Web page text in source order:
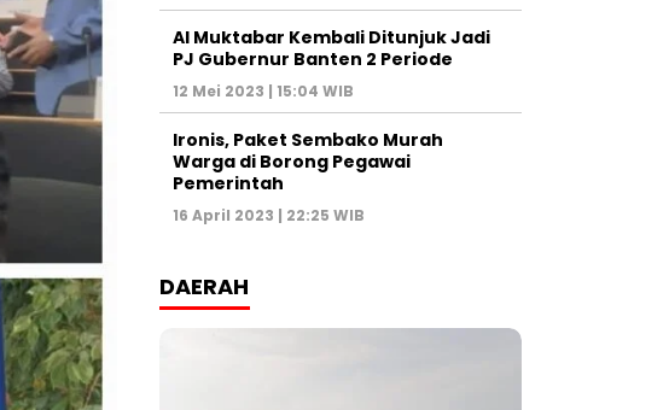
Al Muktabar Kembali Ditunjuk Jadi
PJ Gubernur Banten 2 Periode
12 Mei 2023 | 15:04 WIB
Ironis, Paket Sembako Murah
Warga di Borong Pegawai
Pemerintah
16 April 2023 | 22:25 WIB
DAERAH